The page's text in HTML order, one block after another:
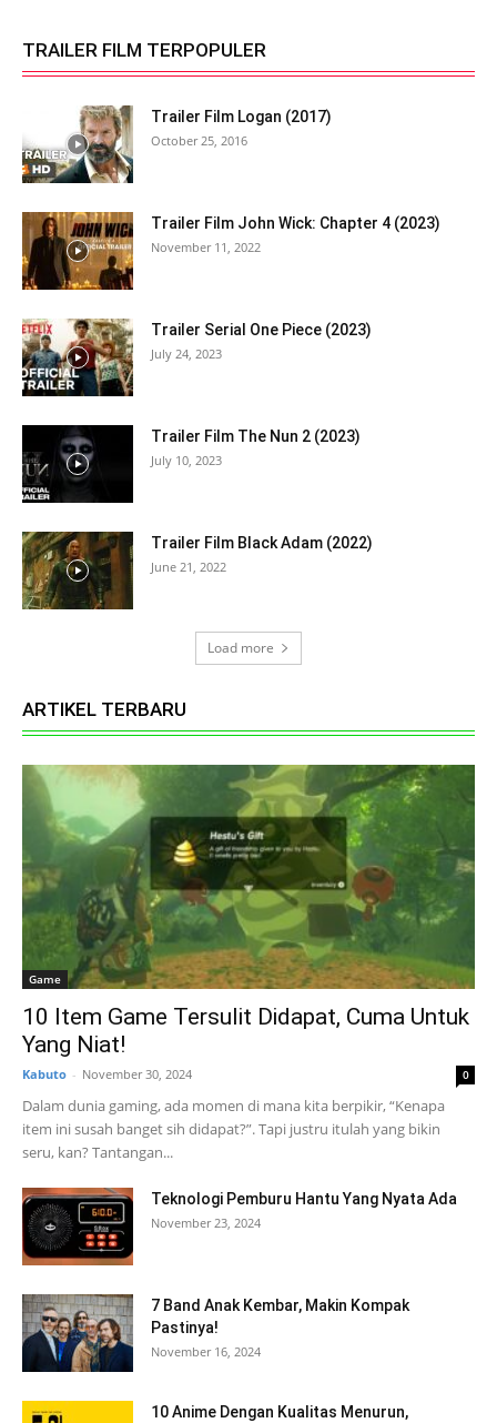
TRAILER FILM TERPOPULER
Trailer Film Logan (2017)
October 25, 2016
Trailer Film John Wick: Chapter 4 (2023)
November 11, 2022
Trailer Serial One Piece (2023)
July 24, 2023
Trailer Film The Nun 2 (2023)
July 10, 2023
Trailer Film Black Adam (2022)
June 21, 2022
Load more
ARTIKEL TERBARU
Game
10 Item Game Tersulit Didapat, Cuma Untuk
Yang Niat!
Kabuto - November 30, 2024 0
Dalam dunia gaming, ada momen di mana kita berpikir, “Kenapa
item ini susah banget sih didapat?”. Tapi justru itulah yang bikin
seru, kan? Tantangan...
Teknologi Pemburu Hantu Yang Nyata Ada
November 23, 2024
7 Band Anak Kembar, Makin Kompak
Pastinya!
November 16, 2024
10 Anime Dengan Kualitas Menurun,